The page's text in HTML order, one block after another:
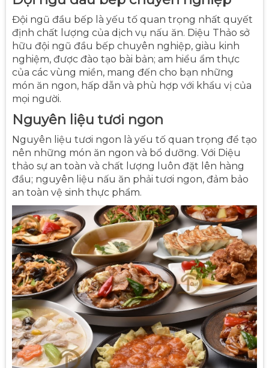
Đội ngũ đầu bếp là yếu tố quan trọng nhất quyết
định chất lượng của dịch vụ nấu ăn. Diệu Thảo sở
hữu đội ngũ đầu bếp chuyên nghiệp, giàu kinh
nghiệm, được đào tạo bài bản; am hiểu ẩm thực
của các vùng miền, mang đến cho bạn những
món ăn ngon, hấp dẫn và phù hợp với khẩu vị của
mọi người.
Nguyên liệu tươi ngon
Nguyên liệu tươi ngon là yếu tố quan trọng để tạo
nên những món ăn ngon và bổ dưỡng. Với Diệu
thảo sự an toàn và chất lượng luôn đặt lên hàng
đầu; nguyên liệu nấu ăn phải tươi ngon, đảm bảo
an toàn vệ sinh thực phẩm.